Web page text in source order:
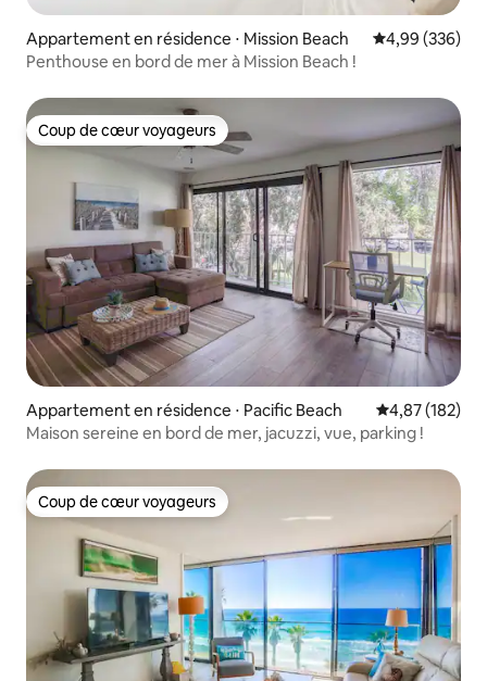
Appartement en résidence ⋅ Mission Beach Évaluation
4,99 (336)
Penthouse en bord de mer à Mission Beach !
Coup de cœur voyageurs
Coup de cœur voyageurs
Appartement en résidence ⋅ Pacific Beach Évaluation
4,87 (182)
Maison sereine en bord de mer, jacuzzi, vue, parking !
Coup de cœur voyageurs
Coup de cœur voyageurs